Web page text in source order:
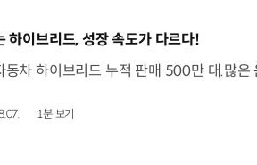
]
하이브리드, 성장 속도가 다르다!
1분 보기